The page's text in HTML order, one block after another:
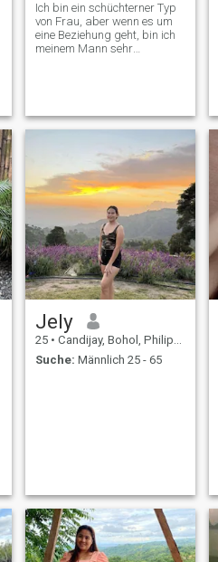
Ich bin ein schüchterner Typ
von Frau, aber wenn es um
eine Beziehung geht, bin ich
meinem Mann sehr
Beziehung zu haben, die ich
glücklich sein wollte.
Jely
25 • Candijay, Bohol, Philippinen
Suche: Männlich 25 - 65